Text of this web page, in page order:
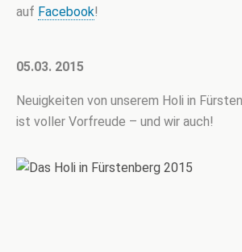
auf Facebook!
05.03. 2015
Neuigkeiten von unserem Holi in
ist voller Vorfreude – und wir auch!